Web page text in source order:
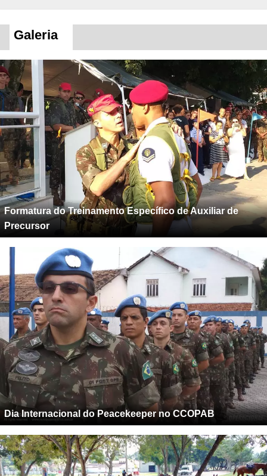
Galeria
Formatura do Treinamento Específico de Auxiliar de
Precursor
Dia Internacional do Peacekeeper no CCOPAB